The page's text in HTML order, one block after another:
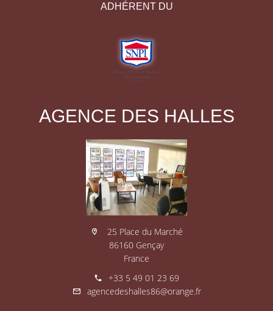
ADHÉRENT DU
AGENCE DES HALLES
25 Place du Marché
86160 Gençay
France
+33 5 49 01 23 69
agencedeshalles86@orange.fr